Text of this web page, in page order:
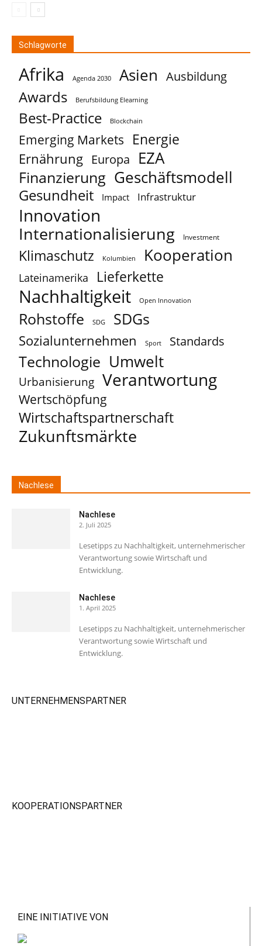
Schlagworte
Afrika Agenda 2030 Asien Ausbildung
Awards Berufsbildung Elearning
Best-Practice Blockchain
Emerging Markets Energie
Ernährung Europa EZA
Finanzierung Geschäftsmodell
Gesundheit Impact Infrastruktur
Innovation
Internationalisierung Investment
Klimaschutz Kolumbien Kooperation
Lateinamerika Lieferkette
Nachhaltigkeit Open Innovation
Rohstoffe SDG SDGs
Sozialunternehmen Sport Standards
Technologie Umwelt
Urbanisierung Verantwortung
Wertschöpfung
Wirtschaftspartnerschaft
Zukunftsmärkte
Nachlese
Nachlese
2. Juli 2025
Lesetipps zu Nachhaltigkeit, unternehmerischer
Verantwortung sowie Wirtschaft und
Entwicklung.
Nachlese
1. April 2025
Lesetipps zu Nachhaltigkeit, unternehmerischer
Verantwortung sowie Wirtschaft und
Entwicklung.
UNTERNEHMENSPARTNER
KOOPERATIONSPARTNER
EINE INITIATIVE VON